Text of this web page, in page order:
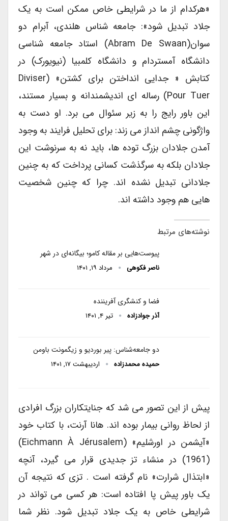
«هرکدام از ما در شرایطی خاص ممکن است به یک
جلاد تبدیل شود»: جامعه شناس هلندی، آبرام دو
سوان(Abram De Swaan) استاد جامعه شناسی
دانشگاه آمستردام و دانشگاه کلمبیا (نیویورک) در
کتابش « جدایی انداختن برای کشتن» (Diviser
Pour Tuer) رساله ای اندیشمندانه و بسیار مستند،
این باور رایج را به زیر سئوال می برد. او دست به
واژگونی چشم انداز می زند: برای تحلیل فرایند به وجود
آمدن جلادان بزرگ توده ها، باید نه به سرنوشت این
جلادان بلکه به سرگذشت کسانی پرداخت که به چنین
جلادانی تبدیل نشده اند. چرا که چنین شخصیت
هایی هم وجود داشته اند.
نوشته‌های مرتبط
پیوست‌هایی بر مقاله کامو؛ بیگانه‌ای در شهر
ناصر فکوهی مرداد ۱۹, ۱۴۰۱
فضا و کنشگری آفریننده
آذر جوادزاده تیر ۴, ۱۴۰۱
دو جامعه‌شناس: پیر بوردیو و زیگمونت باومن
حمیده محمدزاده اردیبهشت ۱۷, ۱۴۰۱
پیش از این تصور می شد که جنایتکاران بزرگ افرادی
از لحاظ روانی بیمار بوده اند. هانا آرنت، با کتاب خود
«آیشمن در اورشلیم» (Eichmann À Jérusalem)
(1961) در منشاء تز جدیدی قرار می گیرد، آنچه
«ابتذال شرارت» نام گرفته است . تزی که نتیجه آن
یک باور پیش پا افتاده است: هر کسی می تواند در
شرایطی خاص به یک جلاد تبدیل شود. نظر شما